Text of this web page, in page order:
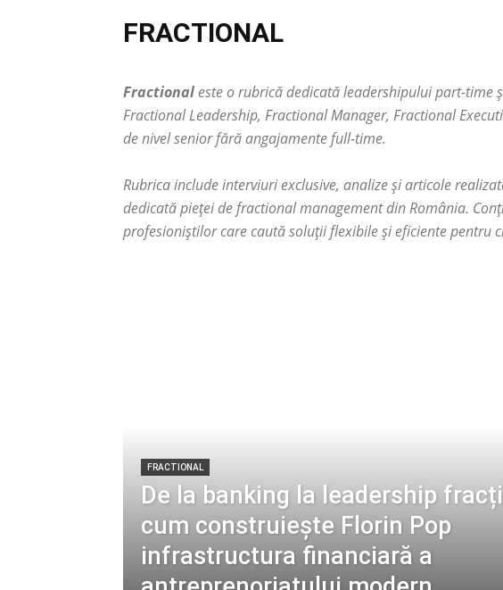
FRACTIONAL
Fractionaleste o rubrică dedicată leadershipului part-time
Fractional Leadership, Fractional Manager, Fractional
de nivel senior fără angajamente full-time.
Rubrica include interviuri exclusive, analize și articole
dedicată pieței de fractional management din România.
profesioniștilor care caută soluții flexibile și eficiente pentru
FRACTIONAL
De la banking la leadership
cum construiește Florin Pop
infrastructura financiară a